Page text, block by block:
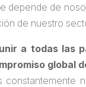
depende de
de nuestro
a todas
global